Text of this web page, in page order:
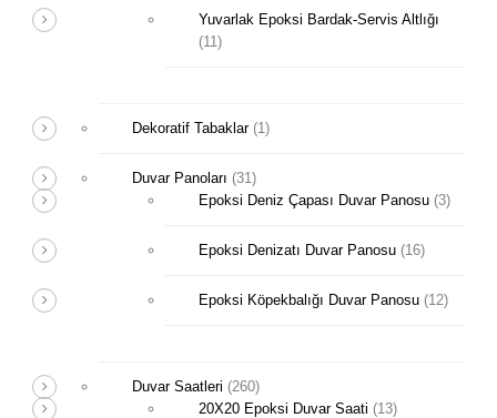
Yuvarlak Epoksi Bardak-Servis Altlığı
(11)
Dekoratif Tabaklar (1)
Duvar Panoları (31)
Epoksi Deniz Çapası Duvar Panosu (3)
Epoksi Denizatı Duvar Panosu (16)
Epoksi Köpekbalığı Duvar Panosu (12)
Duvar Saatleri (260)
20X20 Epoksi Duvar Saati (13)